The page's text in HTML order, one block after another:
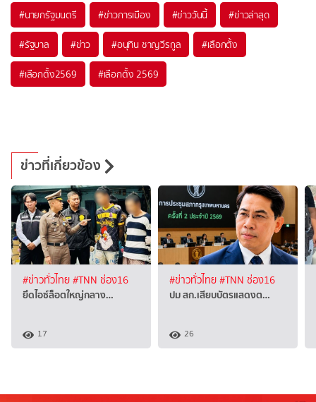
#นายกรัฐมนตรี #ข่าวการเมือง #ข่าววันนี้ #ข่าวล่าสุด
#รัฐบาล #ข่าว #อนุทิน ชาญวีรกูล #เลือกตั้ง
#เลือกตั้ง2569 #เลือกตั้ง 2569
ข่าวที่เกี่ยวข้อง
#ข่าวทั่วไทย#TNN ช่อง16
ยึดไอซ์ล็อตใหญ่กลาง…
17
#ข่าวทั่วไทย#TNN ช่อง16
ปม สก.เสียบบัตรแสดงต…
26